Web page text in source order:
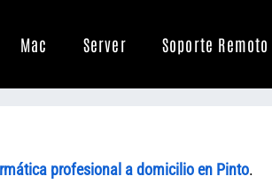
Mac Server Soporte Remoto
profesional a domicilio en Pinto.